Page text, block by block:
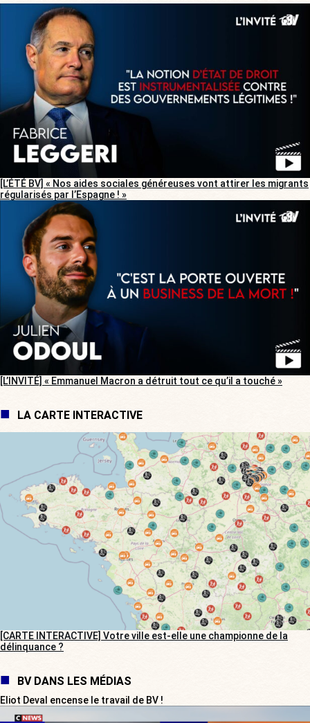
[L’ÉTÉ BV] « Nos aides sociales généreuses vont attirer les migrants
régularisés par l’Espagne ! »
[L’INVITÉ] « Emmanuel Macron a détruit tout ce qu’il a touché »
LA CARTE INTERACTIVE
[CARTE INTERACTIVE] Votre ville est-elle une championne de la
délinquance ?
BV DANS LES MÉDIAS
Eliot Deval encense le travail de BV !